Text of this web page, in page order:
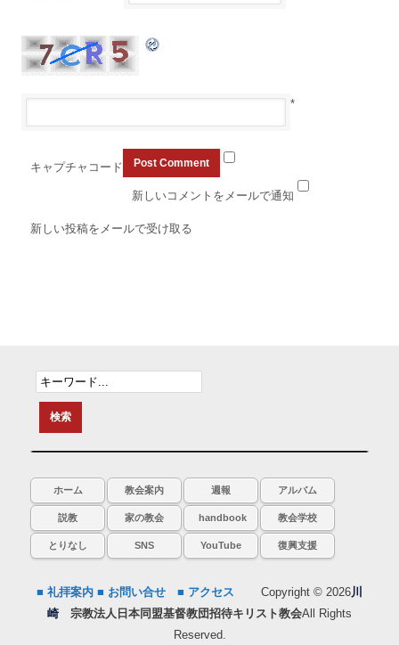
キャプチャコード
*
新しいコメントをメールで通知
新しい投稿をメールで受け取る
ホーム 教会案内 週報 アルバム
説教 家の教会 handbook 教会学校
とりなし SNS YouTube 復興支援
■ 礼拝案内 ■ お問い合せ ■ アクセス Copyright © 2026川
崎
宗教法人日本同盟基督教団招待キリスト教会All Rights
Reserved.